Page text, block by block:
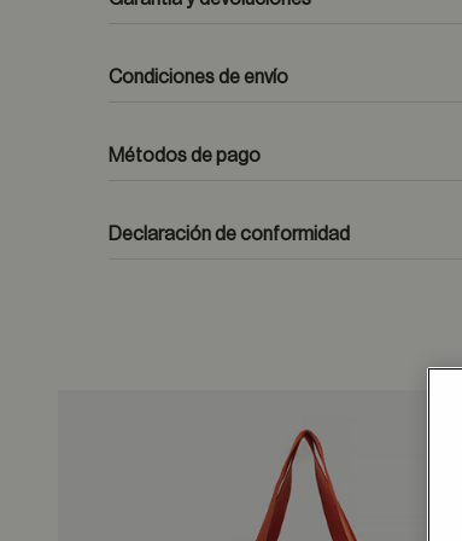
formulario de contacto
Condiciones de envío
Métodos de pago
Declaración de conformidad